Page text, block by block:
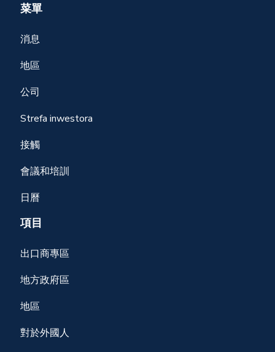
菜單
消息
地區
公司
Strefa inwestora
接觸
會議和培訓
日曆
項目
出口商專區
地方政府區
地區
對於外國人